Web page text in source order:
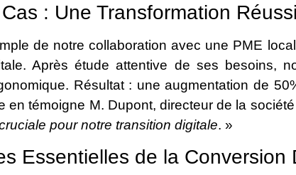
: Une Transformation
de notre collaboration avec une PME
Après étude attentive de ses besoins,
Résultat : une augmentation de
en témoigne M. Dupont, directeur de la
pour notre transition digitale. »
Essentielles de la Conversion